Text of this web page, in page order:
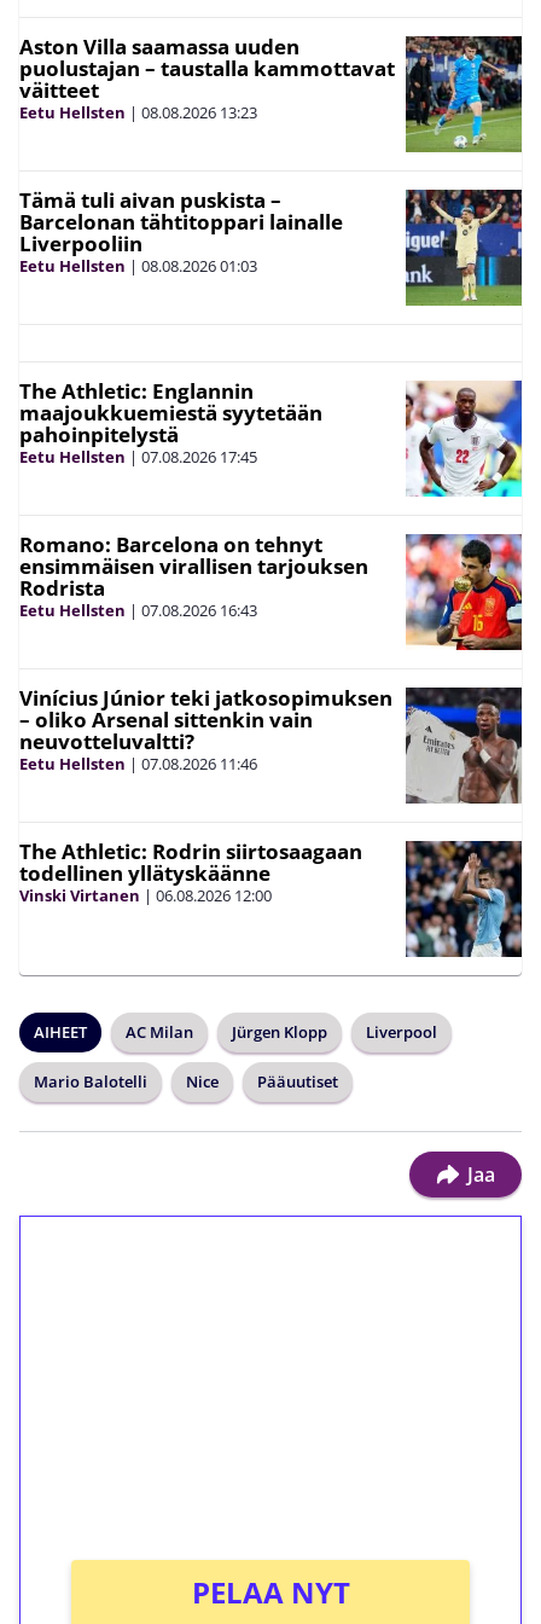
Aston Villa saamassa uuden
puolustajan – taustalla kammottavat
väitteet
Eetu Hellsten | 08.08.2026 13:23
Tämä tuli aivan puskista –
Barcelonan tähtitoppari lainalle
Liverpooliin
Eetu Hellsten | 08.08.202601:03
The Athletic: Englannin
maajoukkuemiestä syytetään
pahoinpitelystä
Eetu Hellsten | 07.08.2026 17:45
Romano: Barcelona on tehnyt
ensimmäisen virallisen tarjouksen
Rodrista
Eetu Hellsten | 07.08.2026 16:43
Vinícius Júnior teki jatkosopimuksen
– oliko Arsenal sittenkin vain
neuvotteluvaltti?
Eetu Hellsten | 07.08.2026 11:46
The Athletic: Rodrin siirtosaagaan
todellinen yllätyskäänne
Vinski Virtanen | 06.08.2026 12:00
AIHEET AC Milan Jürgen Klopp Liverpool
Mario Balotelli Nice Pääuutiset
Jaa
PELAA NYT